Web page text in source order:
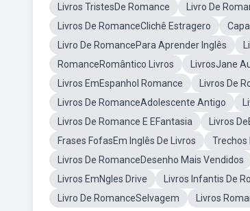
Livros TristesDe Romance
Livro De
Livros De RomanceClichê Estragero
Livro De RomancePara Aprender Inglês
RomanceRomântico Livros
LivrosJane
Livros EmEspanhol Romance
Livros De
Livros De RomanceAdolescente Antigo
Livros De Romance E EFantasia
Livros
Frases FofasEm Inglês De Livros
Trechos
Livros De RomanceDesenho Mais Vendidos
Livros EmNgles Drive
Livros Infantis De
Livro De RomanceSelvagem
Livros